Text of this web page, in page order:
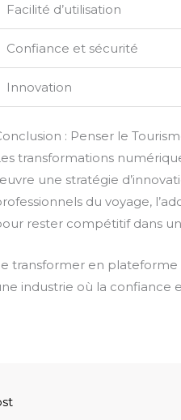
Facilité d’utilisation
Confiance et sécurité
Innovation
: Penser le
transformations
une stratégie
du voyage,
rester compétitif dans
transformer en
industrie où la confiance